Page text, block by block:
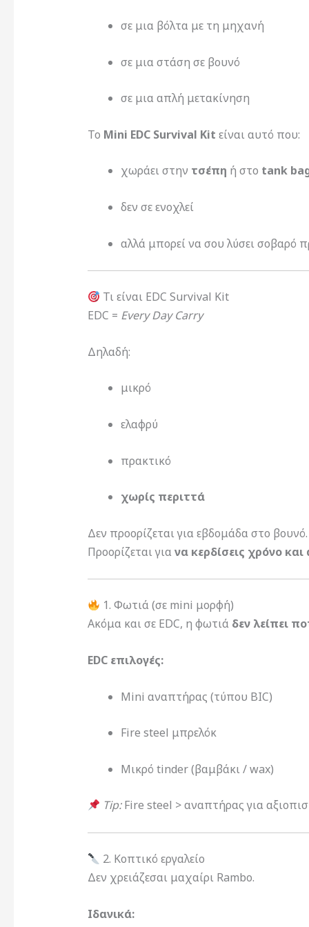
σε μια βόλτα με τη μηχανή
σε μια στάση σε βουνό
σε μια απλή μετακίνηση
Το Mini EDC Survival Kit είναι αυτό που:
χωράει στην τσέπη ή στο tank
δεν σε ενοχλεί
αλλά μπορεί να σου λύσει σοβαρό
Τι είναι EDC Survival Kit
EDC = Every Day Carry
Δηλαδή:
μικρό
ελαφρύ
πρακτικό
χωρίς περιττά
Δεν προορίζεται για εβδομάδα στο βουνό.
Προορίζεται για να κερδίσεις χρόνο
1. Φωτιά (σε mini μορφή)
Ακόμα και σε EDC, η φωτιά δεν λείπει
EDC επιλογές:
Mini αναπτήρας (τύπου BIC)
Fire steel μπρελόκ
Μικρό tinder (βαμβάκι / wax)
Tip:Fire steel > αναπτήρας για
2. Κοπτικό εργαλείο
Δεν χρειάζεσαι μαχαίρι Rambo.
Ιδανικά: